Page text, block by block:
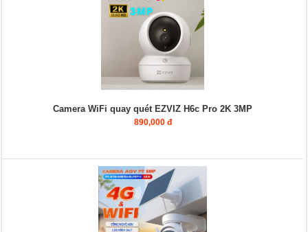
Camera WiFi quay quét EZVIZ H6c Pro 2K 3MP
890,000 đ